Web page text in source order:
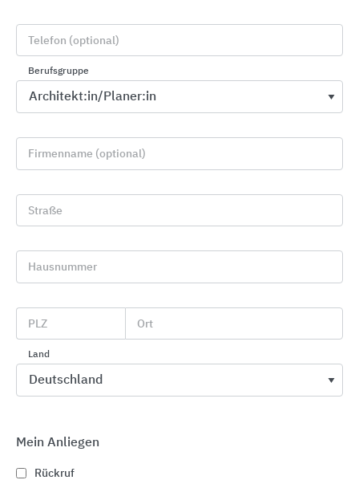
Sichtschutz, Blendschutz, Verdunkelung
weniger stark verdunkelnden
phone
Telefon (optional)
Berufsgruppe
Firmenname (optional)
Straße
Hausnummer
PLZ Ort
Land
Mein Anliegen
Rückruf